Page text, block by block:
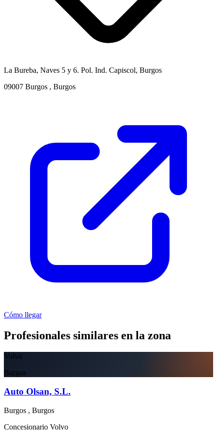
La Bureba, Naves 5 y 6. Pol. Ind. Capiscol, Burgos
09007 Burgos , Burgos
Cómo llegar
Profesionales similares en la zona
Volvo
Burgos
Auto Olsan, S.L.
Burgos , Burgos
Concesionario Volvo